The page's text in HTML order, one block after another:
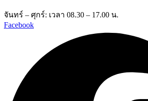
จันทร์ – ศุกร์: เวลา 08.30 – 17.00 น.
Facebook